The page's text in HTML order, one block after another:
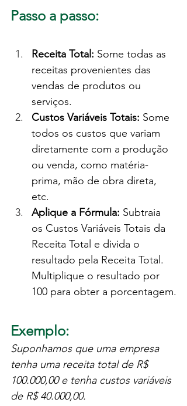
Passo a passo:
Receita Total: Some todas as
receitas provenientes das
vendas de produtos ou
serviços.
Custos Variáveis Totais: Some
todos os custos que variam
diretamente com a produção
ou venda, como matéria-
prima, mão de obra direta,
etc.
Aplique a Fórmula: Subtraia
os Custos Variáveis Totais da
Receita Total e divida o
resultado pela Receita Total.
Multiplique o resultado por
100 para obter a porcentagem.
Exemplo:
Suponhamos que uma empresa
tenha uma receita total de R$
100.000,00 e tenha custos variáveis
de R$ 40.000,00.